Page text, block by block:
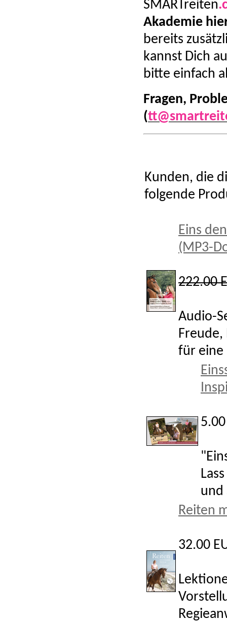
SMARTreiten
Akademie
bereits
kannst Dich
bitte einfach
Fragen,
(
Kunden, die
folgende
Eins
(MP3-
222.00
Audio-
Freude,
für eine
und
Reiten
32.00